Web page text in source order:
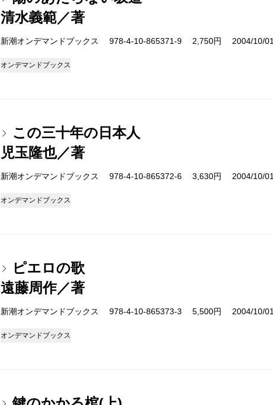
清水義範／著
新潮オンデマンドブックス 978-4-10-865371-9 2,750円 2004/10/01
オンデマンドブックス
この三十年の日本人
児玉隆也／著
新潮オンデマンドブックス 978-4-10-865372-6 3,630円 2004/10/01
オンデマンドブックス
ピエロの歌
遠藤周作／著
新潮オンデマンドブックス 978-4-10-865373-3 5,500円 2004/10/01
オンデマンドブックス